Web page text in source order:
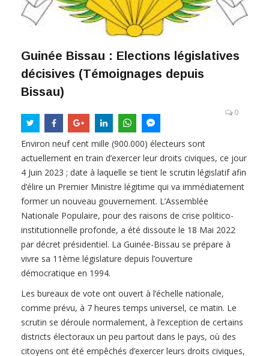
Guinée Bissau : Elections législatives
décisives (Témoignages depuis
Bissau)
0
Environ neuf cent mille (900.000) électeurs sont
actuellement en train d’exercer leur droits civiques, ce jour
4 Juin 2023 ; date à laquelle se tient le scrutin législatif afin
d’élire un Premier Ministre légitime qui va immédiatement
former un nouveau gouvernement. L’Assemblée
Nationale Populaire, pour des raisons de crise politico-
institutionnelle profonde, a été dissoute le 18 Mai 2022
par décret présidentiel. La Guinée-Bissau se prépare à
vivre sa 11ème législature depuis l’ouverture
démocratique en 1994.
Les bureaux de vote ont ouvert à l’échelle nationale,
comme prévu, à 7 heures temps universel, ce matin. Le
scrutin se déroule normalement, à l’exception de certains
districts électoraux un peu partout dans le pays, où des
citoyens ont été empêchés d’exercer leurs droits civiques,